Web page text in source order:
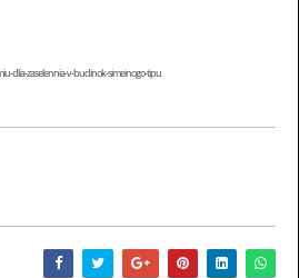
dlia-zaselennia-v-budinok-simeinogo-tipu